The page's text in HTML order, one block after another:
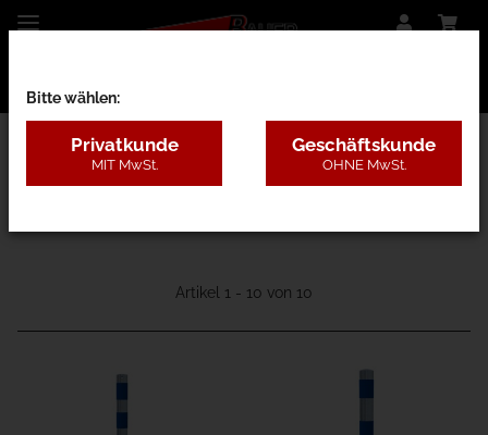
12H - E-Ladesäulenschutz-Poller
Artikel 1 - 10 von 10
Bitte wählen:
Privatkunde
MIT MwSt.
Geschäftskunde
OHNE MwSt.